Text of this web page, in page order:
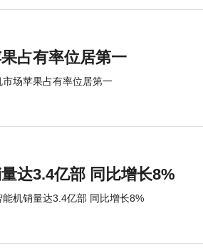
占有率位居第一
场苹果占有率位居第一
达3.4亿部 同比增长8%
机销量达3.4亿部 同比增长8%